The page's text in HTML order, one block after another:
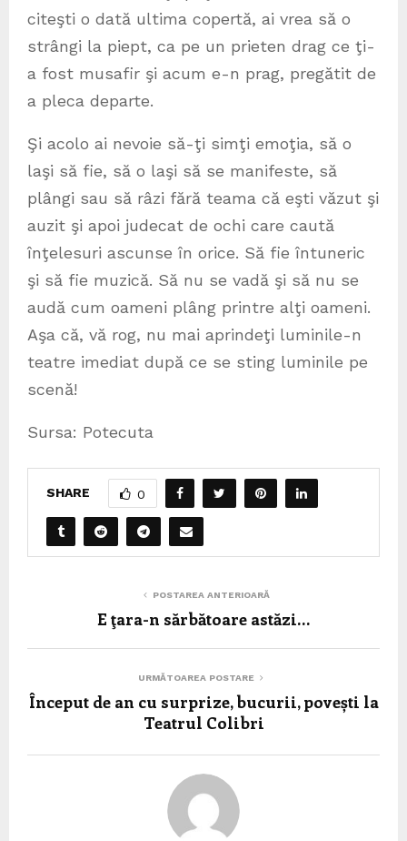
citeşti o dată ultima copertă, ai vrea să o
strângi la piept, ca pe un prieten drag ce ţi-
a fost musafir şi acum e-n prag, pregătit de
a pleca departe.
Şi acolo ai nevoie să-ţi simţi emoţia, să o
laşi să fie, să o laşi să se manifeste, să
plângi sau să râzi fără teama că eşti văzut şi
auzit şi apoi judecat de ochi care caută
înţelesuri ascunse în orice. Să fie întuneric
şi să fie muzică. Să nu se vadă şi să nu se
audă cum oameni plâng printre alţi oameni.
Aşa că, vă rog, nu mai aprindeţi luminile-n
teatre imediat după ce se sting luminile pe
scenă!
Sursa: Potecuta
SHARE 0
POSTAREA ANTERIOARĂ
E ţara-n sărbătoare astăzi…
URMĂTOAREA POSTARE
Început de an cu surprize, bucurii, povești la
Teatrul Colibri